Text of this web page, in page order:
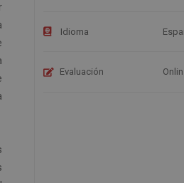
Idioma
Evaluación